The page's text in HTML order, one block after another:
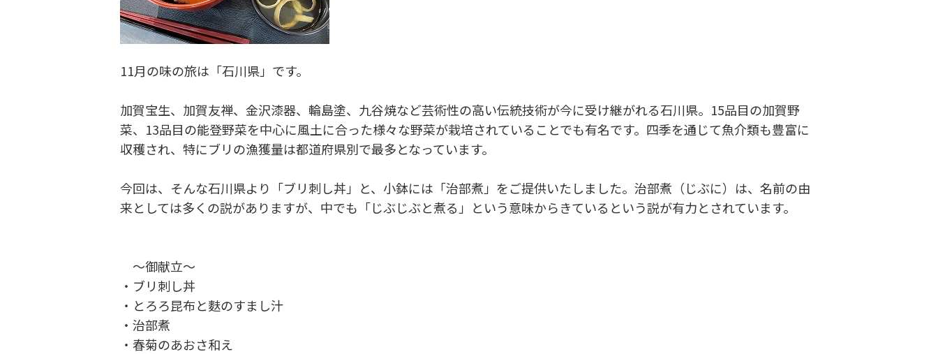
11月の味の旅は「石川県」です。
加賀宝生、加賀友禅、金沢漆器、輪島塗、九谷焼など芸術性の高い伝統技術が今に受け継がれる石川県。15品目の加賀野
菜、13品目の能登野菜を中心に風土に合った様々な野菜が栽培されていることでも有名です。四季を通じて魚介類も豊富に
収穫され、特にブリの漁獲量は都道府県別で最多となっています。
今回は、そんな石川県より「ブリ刺し丼」と、小鉢には「治部煮」をご提供いたしました。治部煮（じぶに）は、名前の由
来としては多くの説がありますが、中でも「じぶじぶと煮る」という意味からきているという説が有力とされています。
～御献立～
・ブリ刺し丼
・とろろ昆布と麩のすまし汁
・治部煮
・春菊のあおさ和え